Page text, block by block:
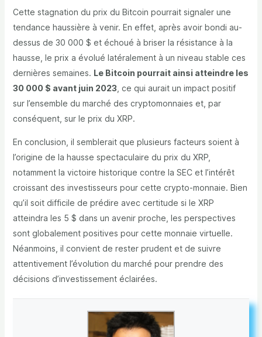
Cette stagnation du prix du Bitcoin pourrait signaler une
tendance haussière à venir. En effet, après avoir bondi au-
dessus de 30 000 $ et échoué à briser la résistance à la
hausse, le prix a évolué latéralement à un niveau stable ces
dernières semaines. Le Bitcoin pourrait ainsi atteindre les
30 000 $ avant juin 2023 , ce qui aurait un impact positif
sur l’ensemble du marché des cryptomonnaies et, par
conséquent, sur le prix du XRP.
En conclusion, il semblerait que plusieurs facteurs soient à
l’origine de la hausse spectaculaire du prix du XRP,
notamment la victoire historique contre la SEC et l’intérêt
croissant des investisseurs pour cette crypto-monnaie. Bien
qu’il soit difficile de prédire avec certitude si le XRP
atteindra les 5 $ dans un avenir proche, les perspectives
sont globalement positives pour cette monnaie virtuelle.
Néanmoins, il convient de rester prudent et de suivre
attentivement l’évolution du marché pour prendre des
décisions d’investissement éclairées.